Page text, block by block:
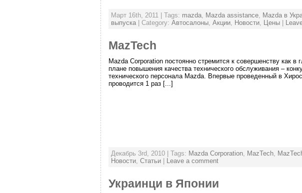
Март 16th, 2011 | Tags: mazda, Mazda assistance, Mazda в
выпуска | Category: Автосалоны, Акции, Новости, Цены
MazTech
Mazda Corporation постоянно стремится к совершенству как
плане повышения качества технического обслуживания –
технического персонала Mazda. Впервые проведенный в
проводится 1 раз [...]
Декабрь 3rd, 2010 | Tags: Mazda Corporation, MazTech,
Новости, Статьи Leave a comment
Украинци в Японии